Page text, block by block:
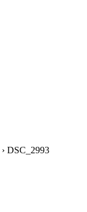
› DSC_2993